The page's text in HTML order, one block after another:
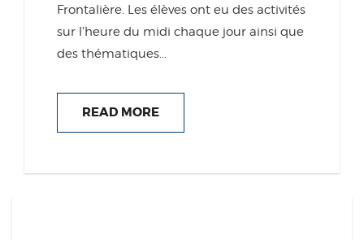
Frontalière. Les élèves ont eu des activités
sur l'heure du midi chaque jour ainsi que
des thématiques...
READ MORE